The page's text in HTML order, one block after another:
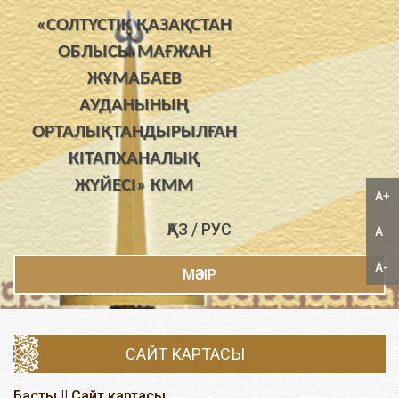
«СОЛТҮСТІК ҚАЗАҚСТАН
ОБЛЫСЫ МАҒЖАН
ЖҰМАБАЕВ
АУДАНЫНЫҢ
ОРТАЛЫҚТАНДЫРЫЛҒАН
КІТАПХАНАЛЫҚ
ЖҮЙЕСІ» КММ
ҚАЗ / РУС
МӘЗІР
САЙТ КАРТАСЫ
A+
A
A-